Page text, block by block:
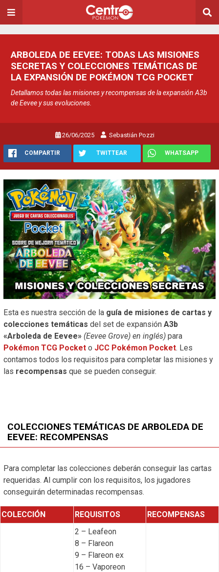
ARBOLEDA DE EEVEE: TODAS LAS MISIONES
SECRETAS Y COLECCIONES TEMÁTICAS DE
LA EXPANSIÓN DE POKÉMON TCG POCKET
Detallamos todas las misiones y recompensas de la expansión A3b
de Eevee y sus evoluciones.
26/06/2025 Sebastián Pozzi
COMPARTIR TWITTEAR WHATSAPP
Esta es nuestra sección de la guía de misiones de cartas y
colecciones temáticas del set de expansión A3b
«Arboleda de Eevee» (Eevee Grove) en inglés) para
Pokémon TCG Pocket o JCC Pokémon Pocket. Les
contamos todos los requisitos para completar las misiones y
las recompensas que se pueden conseguir.
COLECCIONES TEMÁTICAS DE ARBOLEDA DE
EEVEE: RECOMPENSAS
Para completar las colecciones deberán conseguir las cartas
requeridas. Al cumplir con los requisitos, los jugadores
conseguirán determinadas recompensas.
COLECCIÓN REQUISITOS RECOMPENSAS
2 – Leafeon
8 – Flareon
9 – Flareon ex
16 – Vaporeon